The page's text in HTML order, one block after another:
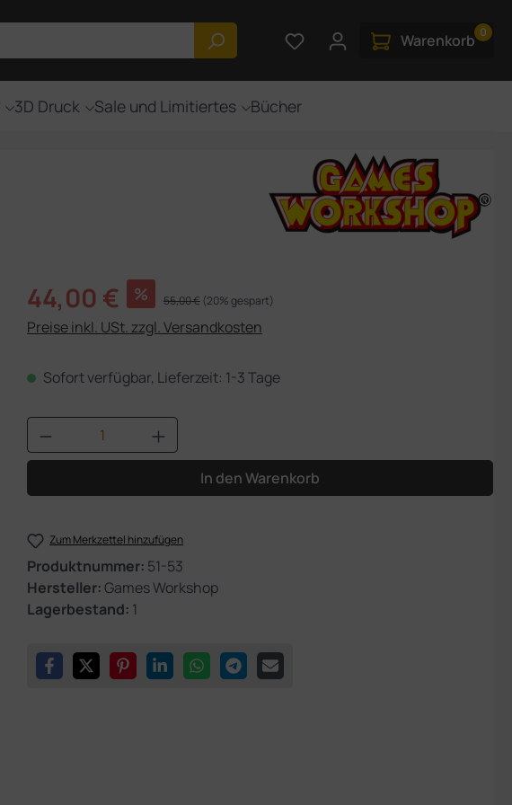
Du hast 0 Produkte auf dem
Warenkorb 0
3D Druck Sale und Limitiertes Bücher
Verkaufspreis:
44,00 € % Regulärer Preis:
55,00 € (20% gespart)
Preise inkl. USt. zzgl. Versandkosten
Sofort verfügbar, Lieferzeit: 1-3 Tage
Produkt Anzahl: Gib den gewünschten Wert
In den Warenkorb
Zum Merkzettel hinzufügen
Produktnummer: 51-53
Hersteller:Games Workshop
Lagerbestand: 1